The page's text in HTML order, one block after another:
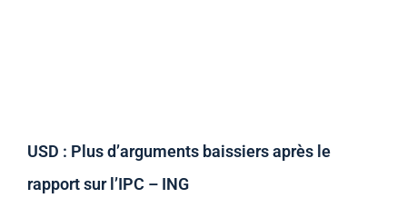
USD : Plus d’arguments baissiers après le
rapport sur l’IPC – ING